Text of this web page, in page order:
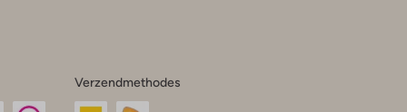
Verzendmethodes